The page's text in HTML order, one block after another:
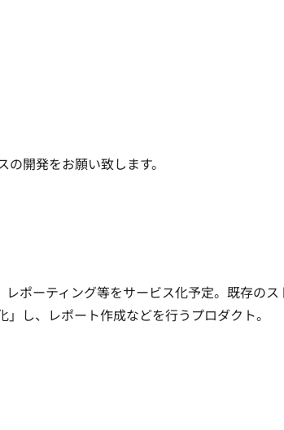
開発をお願い致します。
ポーティング等をサービス化予定。既存のス
し、レポート作成などを行うプロダクト。